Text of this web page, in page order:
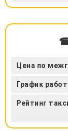
☎
Цена по
График
Рейтинг